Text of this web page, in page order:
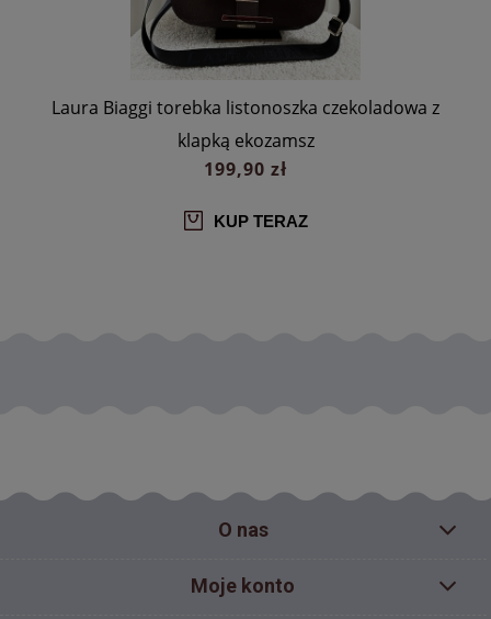
Laura Biaggi torebka listonoszka czekoladowa z
klapką ekozamsz
199,90 zł
KUP TERAZ
O nas
Moje konto